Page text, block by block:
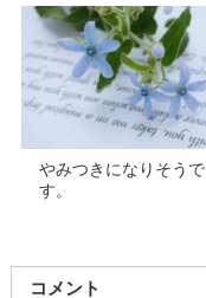
やみつきになりそうで
す。
コメント